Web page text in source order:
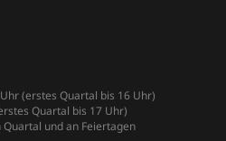
(erstes Quartal bis 16 Uhr)
Quartal bis 17 Uhr)
und an Feiertagen